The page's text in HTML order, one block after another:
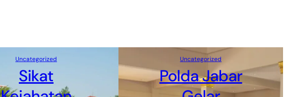
Uncategorized
Sikat
Uncategorized
Polda Jabar